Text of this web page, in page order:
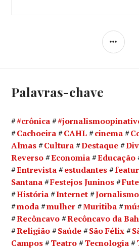
Palavras-chave
#crônica
Cachoeira
CAHL cinema
Almas
Cultura Destaque
Reverso
Economia Educação
Entrevista
estudantes
Santana
Festejos Juninos
História
Internet Jornalismo
moda
mulher Muritiba
Recôncavo
Recôncavo da
Religião
Saúde São Félix
Campos
Teatro Tecnologia